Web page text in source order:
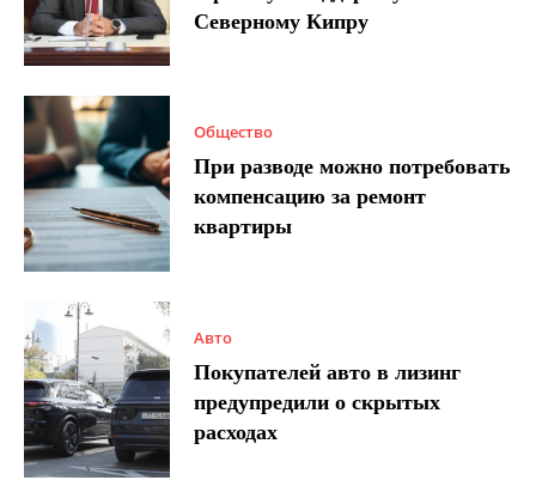
Северному Кипру
Общество
При разводе можно потребовать
компенсацию за ремонт
квартиры
Авто
Покупателей авто в лизинг
предупредили о скрытых
расходах